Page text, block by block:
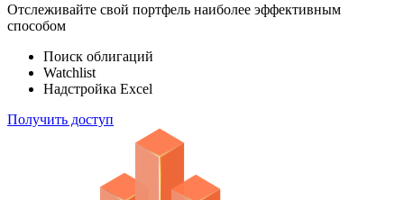
Отслеживайте свой портфель наиболее эффективным
способом
Поиск облигаций
Watchlist
Надстройка Excel
Получить доступ